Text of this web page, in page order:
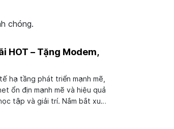
chóng.
HOT – Tặng Modem,
hạ tầng phát triển mạnh mẽ,
ổn địn mạnh mẽ và hiệu quả
tập và giải trí. Nắm bắt xu